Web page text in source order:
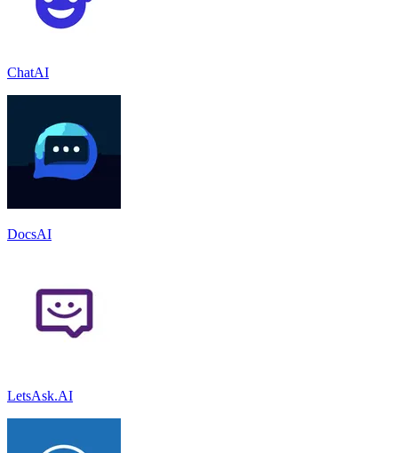
ChatAI
DocsAI
LetsAsk.AI